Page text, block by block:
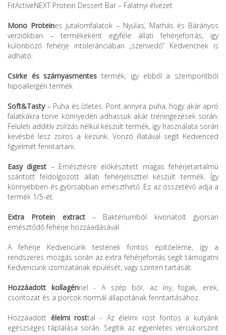
FitActiveNEXT Protein Dessert Bar – Falatnyi élvezet
Mono Proteines jutalomfalatok – Nyúlas, Marhás és Bárányos
verziókban – termékeként egyféle állati fehérjeforrás, így
különböző fehérje intoleránciában „szenvedő” Kedvencnek is
adható.
Csirke és szárnyasmentes termék, így ebből a szempontból
hipoallergén termék
Soft&Tasty– Puha és ízletes. Pont annyira puha, hogy akár apró
falatkákra törve könnyedén adhassuk akár tréningezések során.
Felületi additív zsírzás nélkül készült termék, így használata során
kevésbé lesz zsíros a kezünk. Vonzó illatával segít Kedvenced
figyelmét fenntartani.
Easy digest – Emésztésre előkészített magas fehérjetartalmú
szárított feldolgozott állati fehérjeliszttel készült termék. Így
könnyebben és gyorsabban emészthető. Ez az összetevő adja a
termék 1/5-ét.
Extra Protein extract– Baktériumból kivonatolt gyorsan
emésztődő fehérje hozzáadásával.
A fehérje Kedvencünk testének fontos építőeleme, így a
rendszeres mozgás során az extra fehérjeforrás segít támogatni
Kedvencünk izomzatának épülését, vagy szinten tartását.
Hozzáadott kollagénnel - A szép bőr, az íny, fogak, erek,
csontozat és a porcok normál állapotának fenntartásához.
Hozzáadott élelmi rosttal - Az élelmi rost fontos a kutyánk
egészséges táplálása során. Segítik az egyenletes vércukorszint